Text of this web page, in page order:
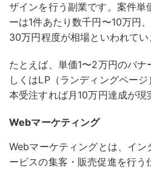
ザインを行う副業です。 案件単
ーは1件あたり数千円〜10万円
30万円程度が相場といわれてい
たとえば、単価1〜2万円のバ
しくはLP（ランディングペー
本受注すれば月10万円達成が現
Webマーケティング
Webマーケティングとは、イ
ービスの集客・販売促進を行う